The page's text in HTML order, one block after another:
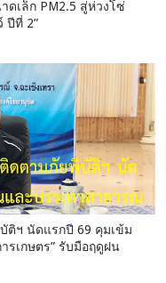
ดเล็ก PM2.5 สู่ห่วงโซ่
ปีที่ 2”
ติฯ นัดแรกปี 69 คุมเข้ม
รเกษตร” รับมือฤดูฝน